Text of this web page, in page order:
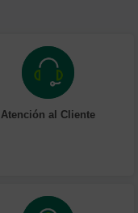
Atención al Cliente